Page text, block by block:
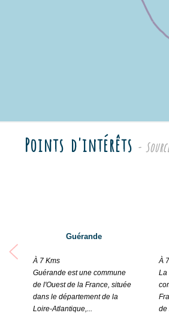
In 2011, Karen and Marc fell in love
They were immediately seduced
occasion and the other children
Ideas are not missing there !
The former mobile homes still
pod cabins, barrel cabins, coco
carpenter, invested all his know-how
Families and children will feel very
sheep, rabbits, hens, ducks,
Points d'intérêts -
Guérande
À 7 Kms
Guérande est une commune
de l'Ouest de la France, située
dans le département de la
Loire-Atlantique,...
À
La
de